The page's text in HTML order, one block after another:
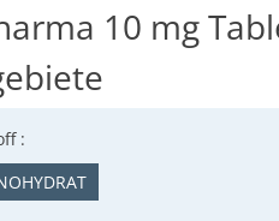
10 mg
: